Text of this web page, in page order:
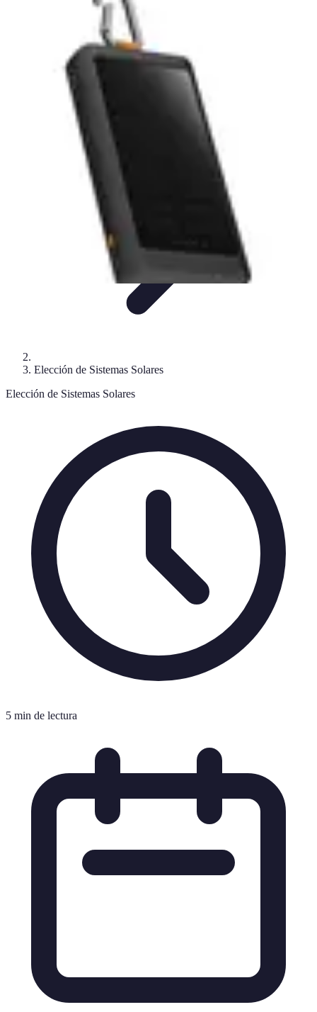
Evaluación y FinanciamientoGuía de Instalación
Beneficios y Ahorro
Soluciones Solares
Elección de Sistemas Solares
Elección de Sistemas Solares
5 min de lectura